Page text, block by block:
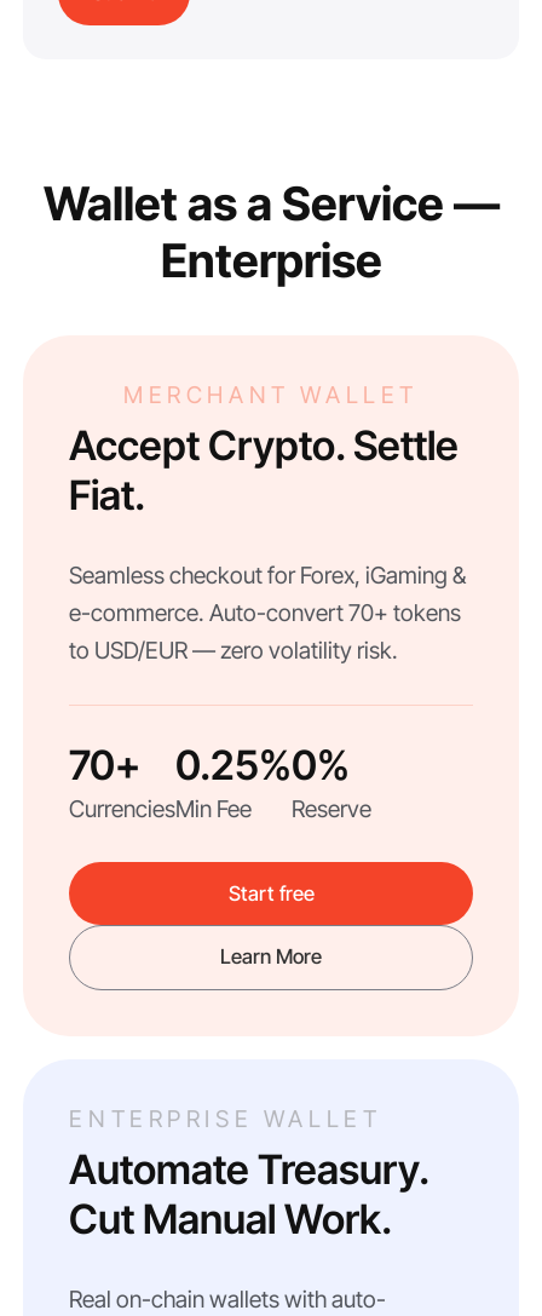
Wallet as a Service —
Enterprise
MERCHANT WALLET
Accept Crypto. Settle
Fiat.
Seamless checkout for Forex, iGaming &
e-commerce. Auto-convert 70+ tokens
to USD/EUR — zero volatility risk.
70+
Currencies
0.25%
Min Fee
0%
Reserve
Start free
Learn More
ENTERPRISE WALLET
Automate Treasury.
Cut Manual Work.
Real on-chain wallets with auto-